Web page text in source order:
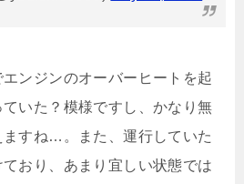
ンジンのオーバーヒートを起
いた？模様ですし、かなり無
すね…。また、運行していた
ており、あまり宜しい状態では